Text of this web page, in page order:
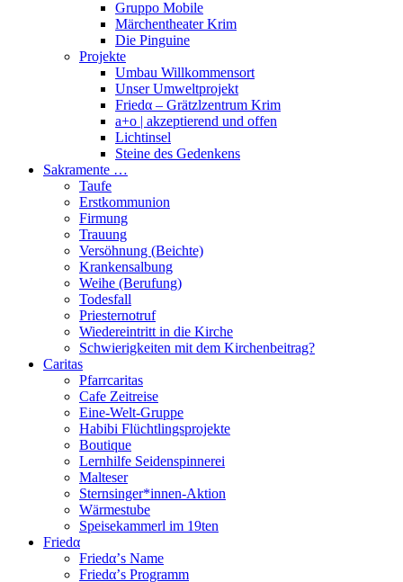
Gruppo Mobile
Märchentheater Krim
Die Pinguine
Projekte
Umbau Willkommensort
Unser Umweltprojekt
Friedα – Grätzlzentrum Krim
a+o | akzeptierend und offen
Lichtinsel
Steine des Gedenkens
Sakramente …
Taufe
Erstkommunion
Firmung
Trauung
Versöhnung (Beichte)
Krankensalbung
Weihe (Berufung)
Todesfall
Priesternotruf
Wiedereintritt in die Kirche
Schwierigkeiten mit dem Kirchenbeitrag?
Caritas
Pfarrcaritas
Cafe Zeitreise
Eine-Welt-Gruppe
Habibi Flüchtlingsprojekte
Boutique
Lernhilfe Seidenspinnerei
Malteser
Sternsinger*innen-Aktion
Wärmestube
Speisekammerl im 19ten
Friedα
Friedα’s Name
Friedα’s Programm